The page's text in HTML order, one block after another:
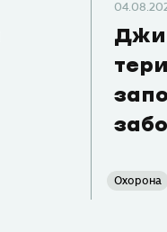
Охорона